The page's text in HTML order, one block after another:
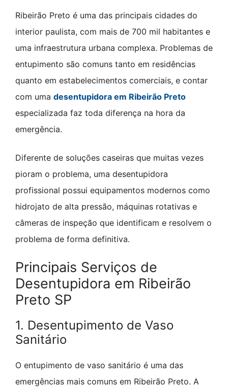
Ribeirão Preto é uma das principais cidades do
interior paulista, com mais de 700 mil habitantes e
uma infraestrutura urbana complexa. Problemas de
entupimento são comuns tanto em residências
quanto em estabelecimentos comerciais, e contar
com uma desentupidora em Ribeirão Preto
especializada faz toda diferença na hora da
emergência.
Diferente de soluções caseiras que muitas vezes
pioram o problema, uma desentupidora
profissional possui equipamentos modernos como
hidrojato de alta pressão, máquinas rotativas e
câmeras de inspeção que identificam e resolvem o
problema de forma definitiva.
Principais Serviços de
Desentupidora em Ribeirão
Preto SP
1. Desentupimento de Vaso
Sanitário
O entupimento de vaso sanitário é uma das
emergências mais comuns em Ribeirão Preto. A